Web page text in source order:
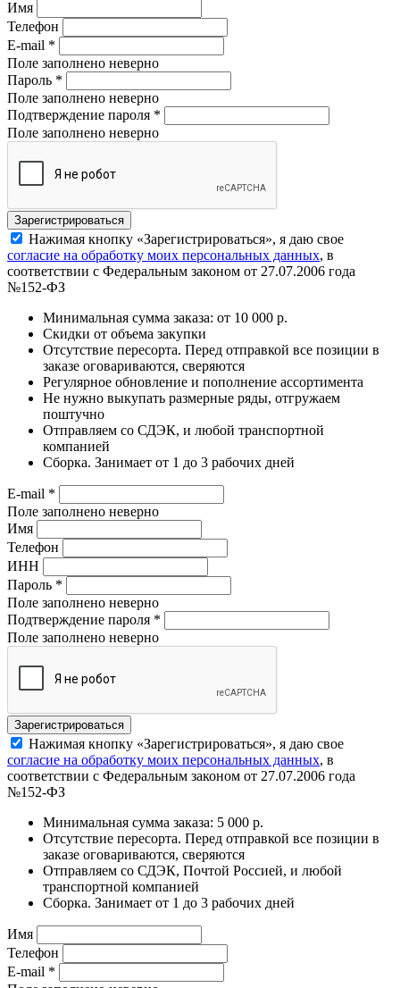
Имя
Телефон
E-mail *
Поле заполнено неверно
Пароль *
Поле заполнено неверно
Подтверждение пароля *
Поле заполнено неверно
Нажимая кнопку «Зарегистрироваться», я даю свое
согласие на обработку моих персональных данных, в
соответствии с Федеральным законом от 27.07.2006 года
№152-ФЗ
Минимальная сумма заказа: от 10 000 р.
Скидки от объема закупки
Отсутствие пересорта. Перед отправкой все позиции в
заказе оговариваются, сверяются
Регулярное обновление и пополнение ассортимента
Не нужно выкупать размерные ряды, отгружаем
поштучно
Отправляем со СДЭК, и любой транспортной
компанией
Сборка. Занимает от 1 до 3 рабочих дней
E-mail *
Поле заполнено неверно
Имя
Телефон
ИНН
Пароль *
Поле заполнено неверно
Подтверждение пароля *
Поле заполнено неверно
Нажимая кнопку «Зарегистрироваться», я даю свое
согласие на обработку моих персональных данных, в
соответствии с Федеральным законом от 27.07.2006 года
№152-ФЗ
Минимальная сумма заказа: 5 000 р.
Отсутствие пересорта. Перед отправкой все позиции в
заказе оговариваются, сверяются
Отправляем со СДЭК, Почтой Россией, и любой
транспортной компанией
Сборка. Занимает от 1 до 3 рабочих дней
Имя
Телефон
E-mail *